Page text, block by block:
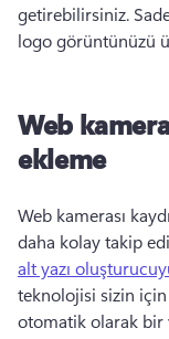
getirebilirsiniz.
logo görüntünüzü
Web
ekleme
Web kamerası
daha kolay takip
alt yazı
teknolojisi sizin
otomatik olarak bir